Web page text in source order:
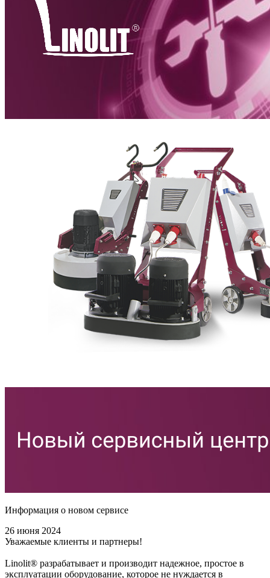
Информация о новом сервисе
26 июня 2024
Уважаемые клиенты и партнеры!
Linolit® разрабатывает и производит надежное, простое в
эксплуатации оборудование, которое не нуждается в